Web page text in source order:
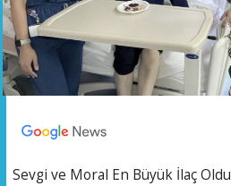
Sevgi ve Moral En Büyük İlaç Oldu